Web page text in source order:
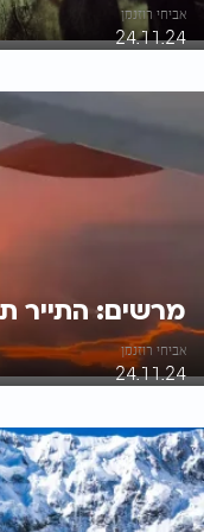
אביחי רוזנמן
24.11.24
מרשים:
אביחי רוזנמן
24.11.24